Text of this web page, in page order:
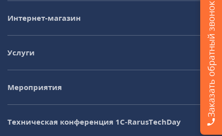
Интернет-магазин
Услуги
Мероприятия
Техническая конференция 1C‑RarusTechDay
Заказать обратный звонок